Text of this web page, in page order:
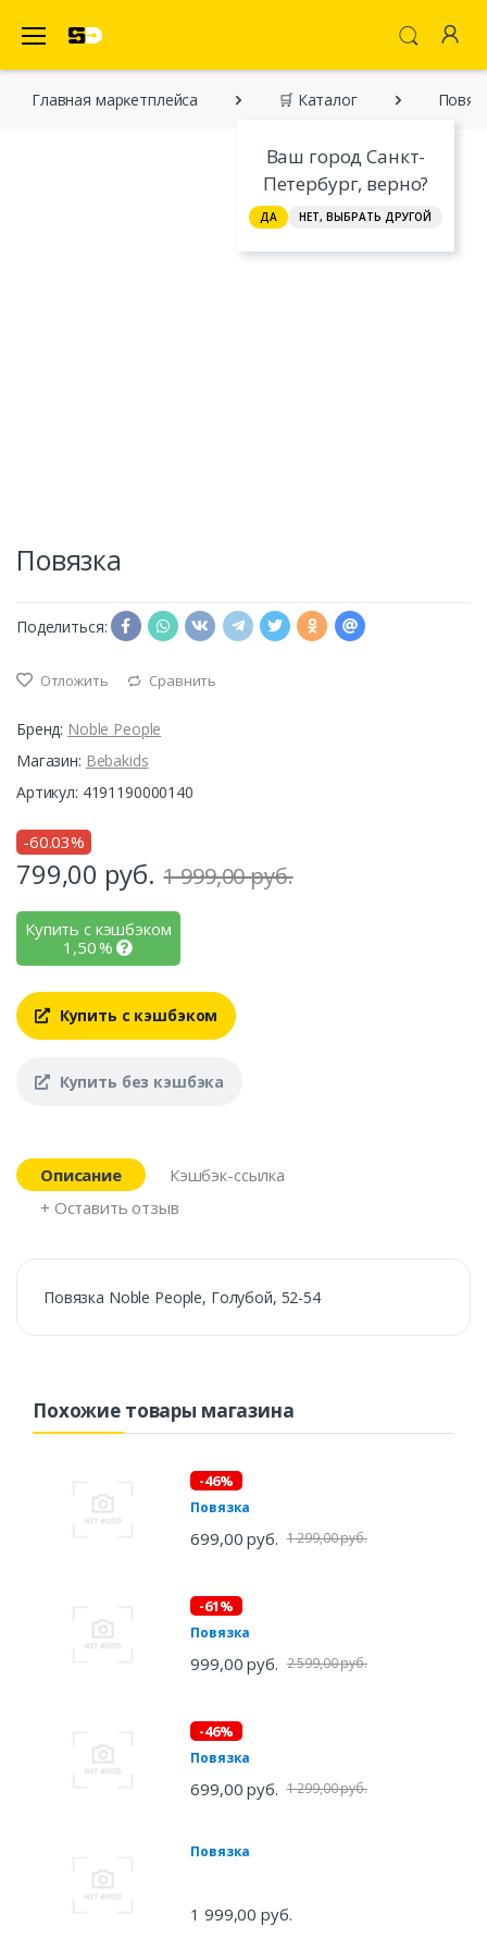
Ваш город Санкт-
Петербург, верно?
ДА НЕТ, ВЫБРАТЬ ДРУГОЙ
Главная марĸетплейса 🛒 Каталог
Повязка
Поделиться:
Отложить Сравнить
Бренд: Noble People
Магазин: Bebakids
Артикул: 4191190000140
-60.03%
799,00 руб. 1 999,00 руб.
Купить с кэшбэком
1,50%
Купить с кэшбэком
Купить без кэшбэка
Описание
Кэшбэк-ссылка
+ Оставить отзыв
Повязка Noble People, Голубой, 52-54
Похожие товары магазина
-46%
Повязка
699,00 руб. 1 299,00 руб.
-61%
Повязка
999,00 руб. 2 599,00 руб.
-46%
Повязка
699,00 руб. 1 299,00 руб.
Повязка
1 999,00 руб.